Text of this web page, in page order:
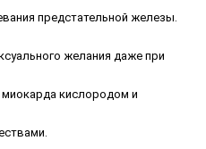
предстательной железы.
желания даже при
кислородом и